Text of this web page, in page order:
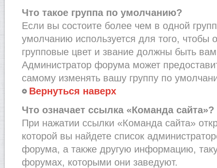
Что такое группа по умолчанию?
Если вы состоите более чем в одной
умолчанию используется для того, чтобы
групповые цвет и звание должны быть
Администратор форума может
самому изменять вашу группу по
Вернуться наверх
Что означает ссылка «Команда сайта»?
При нажатии ссылки «Команда сайта»
которой вы найдете список
форума, а также другую информацию,
форумах, которыми они заведуют.